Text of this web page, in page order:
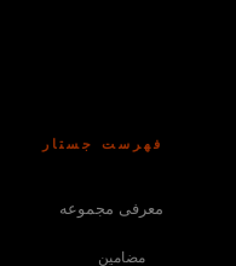
فهرست جستار
معرفی مجموعه
مضامین